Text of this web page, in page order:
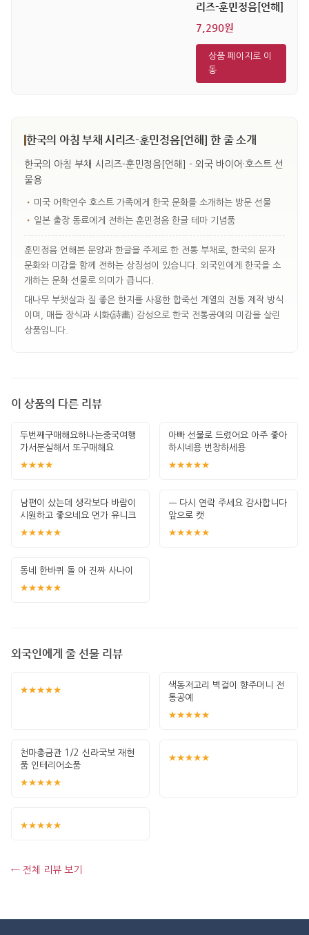
리즈-훈민정음[언해]
7,290원
상품 페이지로 이
동
한국의 아침 부채 시리즈-훈민정음[언해] 한 줄 소개
한국의 아침 부채 시리즈-훈민정음[언해] - 외국 바이어·호스트 선
물용
• 미국 어학연수 호스트 가족에게 한국 문화를 소개하는 방문 선물
• 일본 출장 동료에게 전하는 훈민정음 한글 테마 기념품
훈민정음 언해본 문양과 한글을 주제로 한 전통 부채로, 한국의 문자
문화와 미감을 함께 전하는 상징성이 있습니다. 외국인에게 한국을 소
개하는 문화 선물로 의미가 큽니다.
대나무 부챗살과 질 좋은 한지를 사용한 합죽선 계열의 전통 제작 방식
이며, 매듭 장식과 시화(詩畵) 감성으로 한국 전통공예의 미감을 살린
상품입니다.
이 상품의 다른 리뷰
두번째구매해요하나는중국여행
가서분실해서 또구매해요
★★★★
아빠 선물로 드렸어요 아주 좋아
하시네용 번창하세용
★★★★★
남편이 샀는데 생각보다 바람이
시원하고 좋으네요 먼가 유니크
한것이 좋아요
★★★★★
ㅡ 다시 연락 주세요 감사합니다
앞으로 캣
★★★★★
동네 한바퀴 돌 아 진짜 사나이
★★★★★
외국인에게 줄 선물 리뷰
★★★★★
색동저고리 벽걸이 향주머니 전
통공예
★★★★★
천마총금관 1/2 신라국보 재현
품 인테리어소품
★★★★★
★★★★★
★★★★★
← 전체 리뷰 보기